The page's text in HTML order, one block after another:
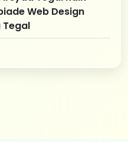
Web Design
Tegal